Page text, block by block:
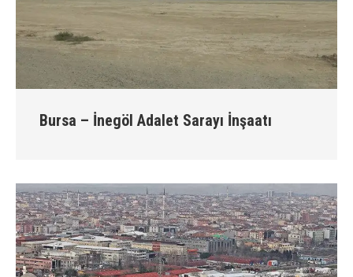
Bursa – İnegöl Adalet Sarayı İnşaatı